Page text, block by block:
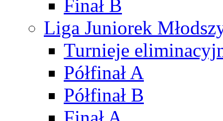
Finał B
Liga Juniorek
Turnieje
Półfinał A
Półfinał B